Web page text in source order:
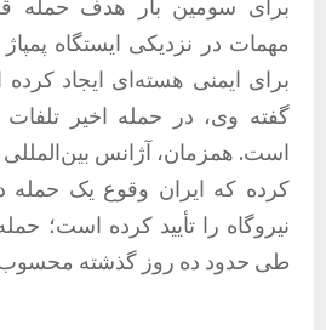
برای سومین بار هدف حمله
مهمات در نزدیکی ایستگاه
برای ایمنی هسته‌ای ایجاد
گفته وی، در حمله اخیر
است. همزمان، آژانس بین‌المللی
کرده که ایران وقوع یک حمله
نیروگاه را تأیید کرده است؛
طی حدود ده روز گذشته